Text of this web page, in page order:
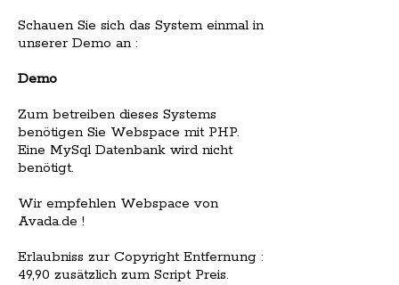
Schauen Sie sich das System einmal in
unserer Demo an :
Demo
Zum betreiben dieses Systems
benötigen Sie Webspace mit PHP.
Eine MySql Datenbank wird nicht
benötigt.
Wir empfehlen Webspace von
Avada.de !
Erlaubniss zur Copyright Entfernung :
49,90 zusätzlich zum Script Preis.